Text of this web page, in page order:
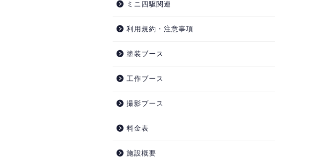
ミニ四駆関連
利用規約・注意事項
塗装ブース
工作ブース
撮影ブース
料金表
施設概要